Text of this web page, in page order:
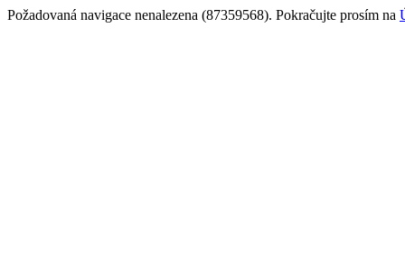
Požadovaná navigace nenalezena (87359568). Pokračujte prosím na